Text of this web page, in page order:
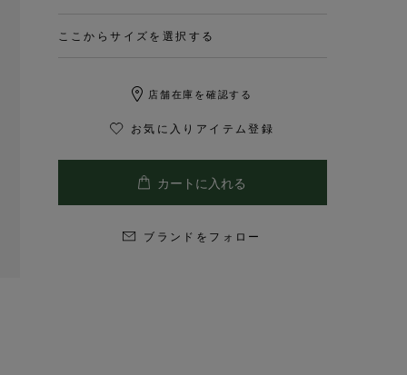
ここからサイズを選択する
店舗在庫を確認する
お気に入りアイテム登録
ブランドをフォロー